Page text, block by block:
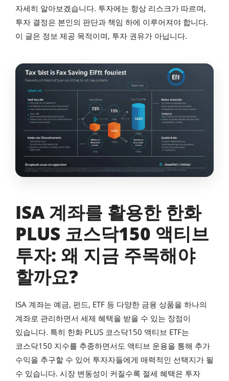
자세히 알아보겠습니다. 투자에는 항상 리스크가 따르며,
투자 결정은 본인의 판단과 책임 하에 이루어져야 합니다.
이 글은 정보 제공 목적이며, 투자 권유가 아닙니다.
ISA 계좌를 활용한 한화
PLUS 코스닥150 액티브
투자: 왜 지금 주목해야
할까요?
ISA 계좌는 예금, 펀드, ETF 등 다양한 금융 상품을 하나의
계좌로 관리하면서 세제 혜택을 받을 수 있는 장점이
있습니다. 특히 한화 PLUS 코스닥150 액티브 ETF는
코스닥150 지수를 추종하면서도 액티브 운용을 통해 추가
수익을 추구할 수 있어 투자자들에게 매력적인 선택지가 될
수 있습니다. 시장 변동성이 커질수록 절세 혜택은 투자